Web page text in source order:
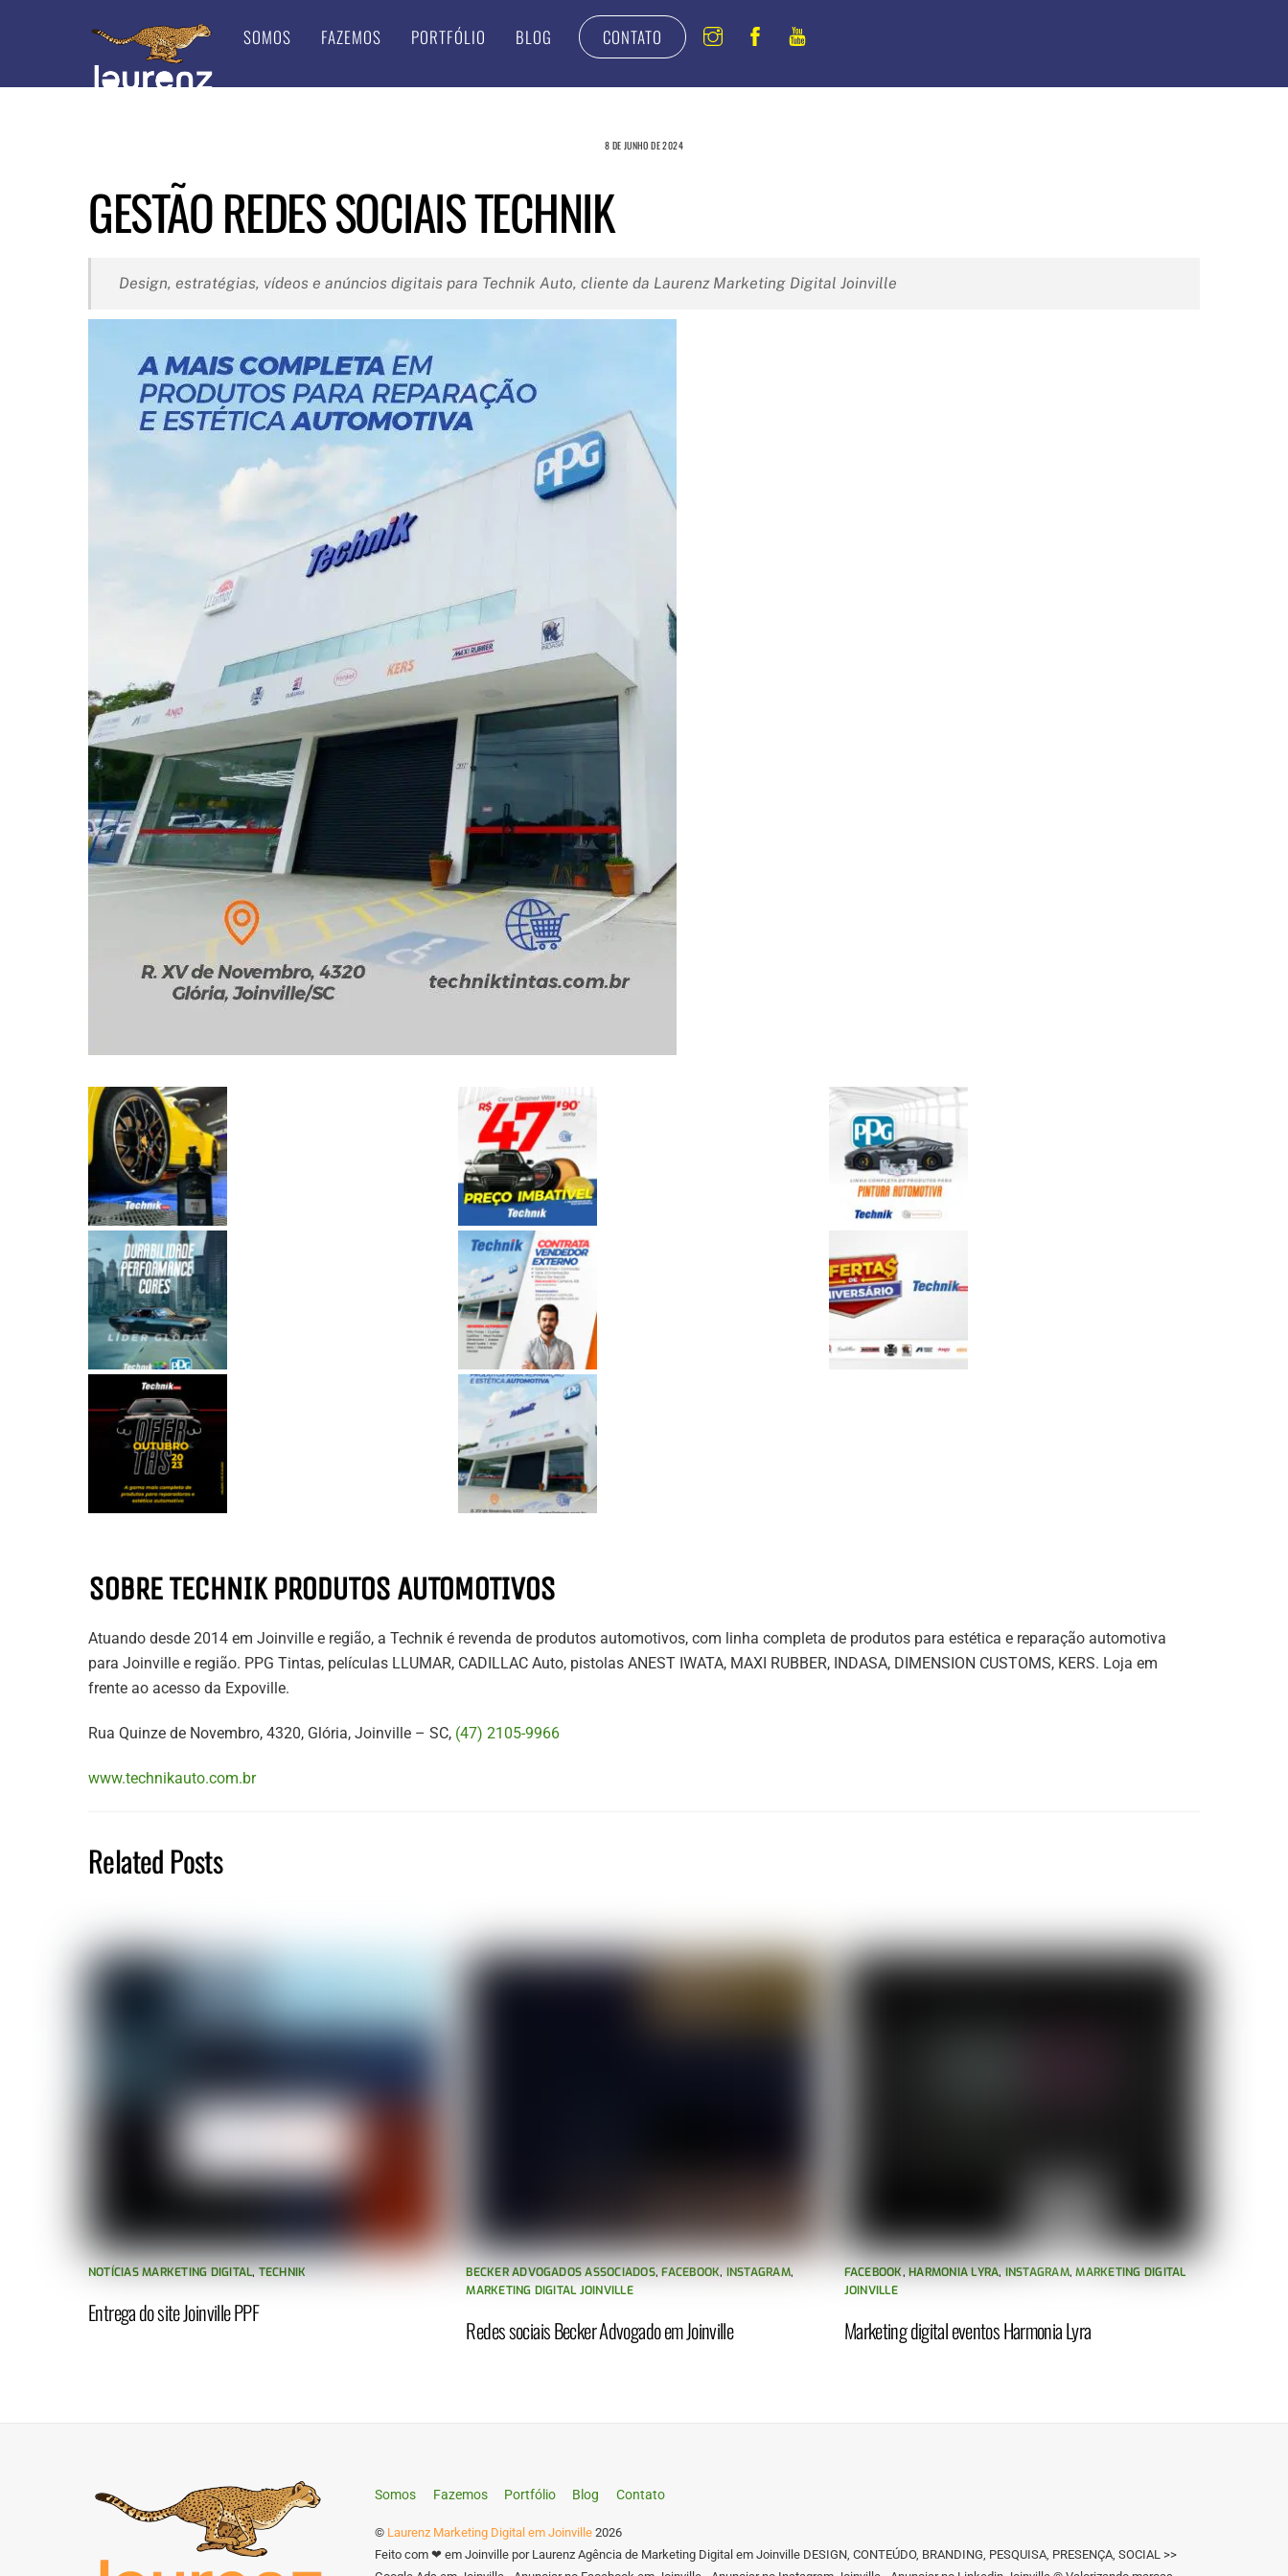
InstagramFacebook
SOMOS FAZEMOS PORTFÓLIO BLOG CONTATO
8 DE JUNHO DE 2024
GESTÃO REDES SOCIAIS TECHNIK
Design, estratégias, vídeos e anúncios digitais para Technik Auto, cliente da Laurenz Marketing Digital Joinville
SOBRE TECHNIK PRODUTOS AUTOMOTIVOS
Atuando desde 2014 em Joinville e região, a Technik é revenda de produtos automotivos, com linha completa de produtos para estética e reparação automotiva
para Joinville e região. PPG Tintas, películas LLUMAR, CADILLAC Auto, pistolas ANEST IWATA, MAXI RUBBER, INDASA, DIMENSION CUSTOMS, KERS. Loja em
frente ao acesso da Expoville.
Rua Quinze de Novembro, 4320, Glória, Joinville – SC, (47) 2105-9966
www.technikauto.com.br
Related Posts
NOTÍCIAS MARKETING DIGITAL,TECHNIK
Entrega do site Joinville PPF
BECKER ADVOGADOS ASSOCIADOS,FACEBOOK, INSTAGRAM,
MARKETING DIGITAL JOINVILLE
Redes sociais Becker Advogado em Joinville
FACEBOOK,HARMONIA LYRA,INSTAGRAM,MARKETING DIGITAL
JOINVILLE
Marketing digital eventos Harmonia Lyra
Somos Fazemos Portfólio Blog Contato
© Laurenz Marketing Digital em Joinville 2026
Feito com ❤ em Joinville por Laurenz Agência de Marketing Digital em Joinville DESIGN, CONTEÚDO, BRANDING, PESQUISA, PRESENÇA, SOCIAL >>